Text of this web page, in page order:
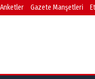
Anketler Gazete Manşetleri